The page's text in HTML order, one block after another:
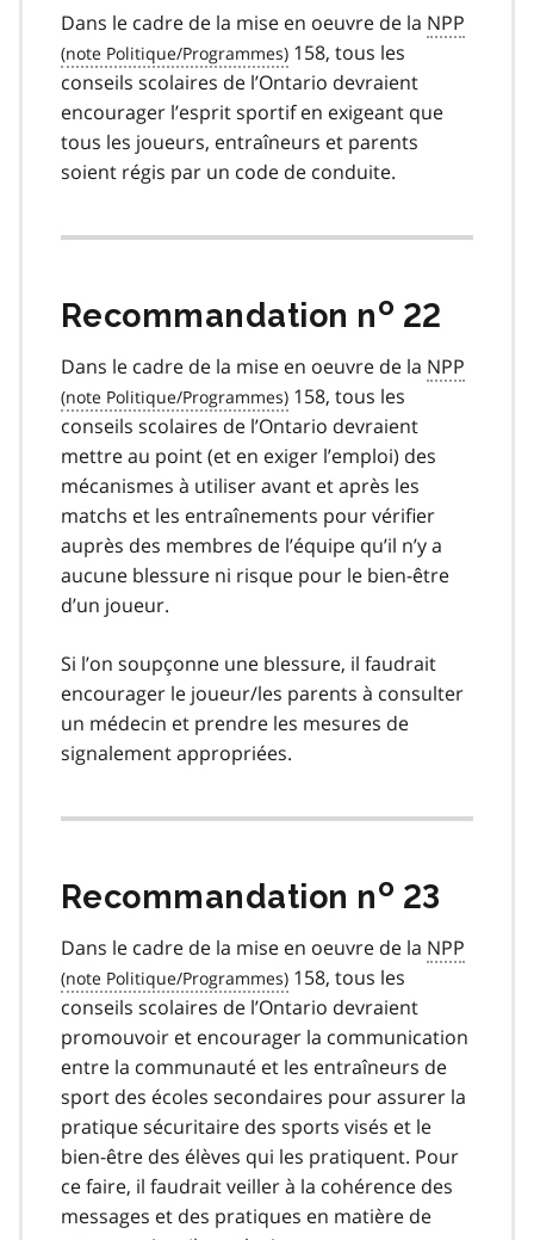
Dans le cadre de la mise en oeuvre de la NPP
158, tous les
conseils scolaires de l’Ontario devraient
encourager l’esprit sportif en exigeant que
tous les joueurs, entraîneurs et parents
soient régis par un code de conduite.
Recommandation no 22
Dans le cadre de la mise en oeuvre de la NPP
158, tous les
conseils scolaires de l’Ontario devraient
mettre au point (et en exiger l’emploi) des
mécanismes à utiliser avant et après les
matchs et les entraînements pour vérifier
auprès des membres de l’équipe qu’il n’y a
aucune blessure ni risque pour le bien-être
d’un joueur.
Si l’on soupçonne une blessure, il faudrait
encourager le joueur/les parents à consulter
un médecin et prendre les mesures de
signalement appropriées.
Recommandation no 23
Dans le cadre de la mise en oeuvre de la NPP
158, tous les
conseils scolaires de l’Ontario devraient
promouvoir et encourager la communication
entre la communauté et les entraîneurs de
sport des écoles secondaires pour assurer la
pratique sécuritaire des sports visés et le
bien-être des élèves qui les pratiquent. Pour
ce faire, il faudrait veiller à la cohérence des
messages et des pratiques en matière de